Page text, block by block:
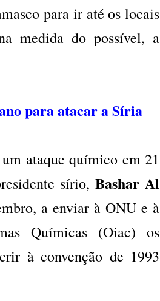
para ir até os locais
medida do possível, a
para atacar a Síria
ataque químico em 21
sírio,Bashar Al
a enviar à ONU e à
Químicas (Oiac) os
à convenção de 1993